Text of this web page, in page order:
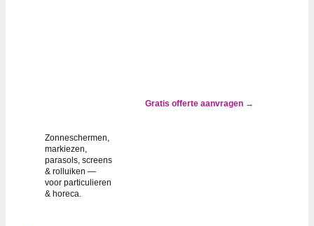
Zonneschermen,
markiezen,
parasols, screens
& rolluiken —
voor particulieren
& horeca.
Gratis offerte aanvragen →